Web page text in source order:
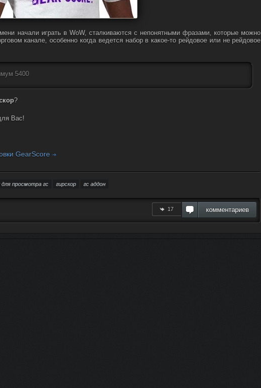
начали играть в WoW, сталкиваются с непонятными фразами, которые можно
канале, особенно когда ведется набор в какое-то рейдовое или не рейдовое
5400
?
Вас!
GearScore
для просмотра гс гирскор гс аддон
17 комментариев